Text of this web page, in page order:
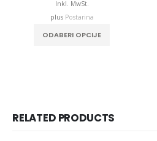
Inkl. MwSt.
plus Postarina
ODABERI OPCIJE
RELATED PRODUCTS